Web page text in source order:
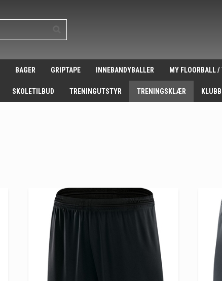
BAGER GRIPTAPE INNEBANDYBALLER MY FLOORBALL
SKOLETILBUD TRENINGUTSTYR TRENINGSKLÆR